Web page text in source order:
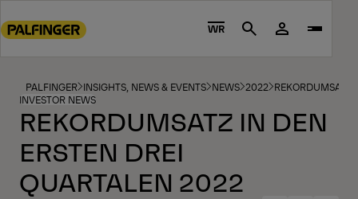
to
footer
content
WR Search
PALFINGER INSIGHTS, NEWS & EVENTS NEWS 2022 REKORDUMSATZ
INVESTOR NEWS
REKORDUMSATZ IN DEN
ERSTEN DREI
QUARTALEN 2022